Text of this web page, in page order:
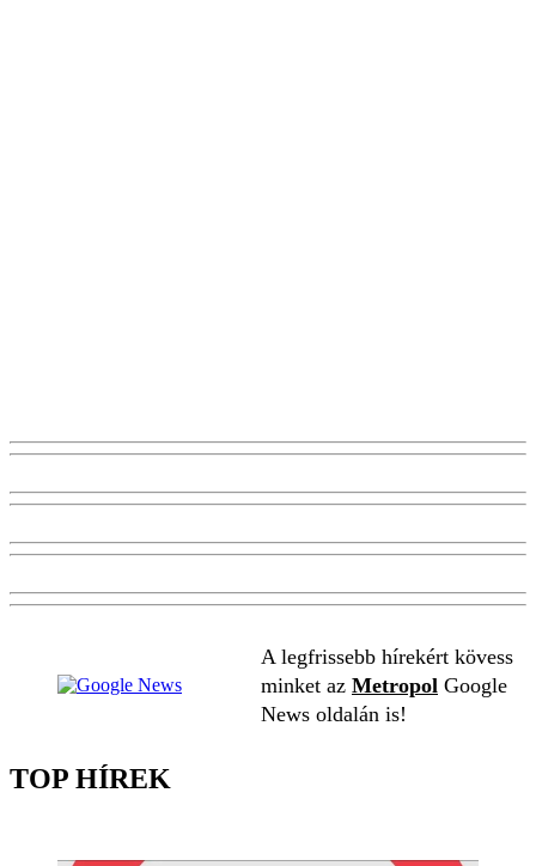
A legfrissebb hírekért kövess
minket az Metropol Google
News oldalán is!
TOP HÍREK